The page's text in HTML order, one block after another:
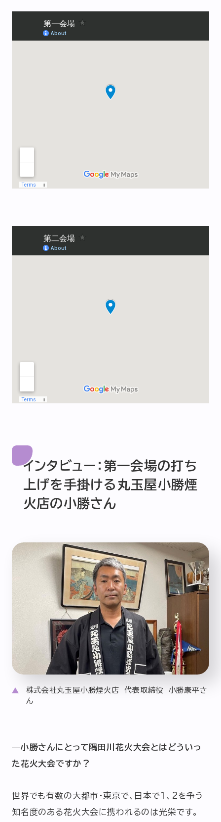
インタビュー：第一会場の打ち
上げを手掛ける丸玉屋小勝煙
火店の小勝さん
株式会社丸玉屋小勝煙火店 代表取締役 小勝康平さ
ん
―小勝さんにとって隅田川花火大会とはどういっ
た花火大会ですか？
世界でも有数の大都市・東京で、日本で1、2を争う
知名度のある花火大会に携われるのは光栄です。